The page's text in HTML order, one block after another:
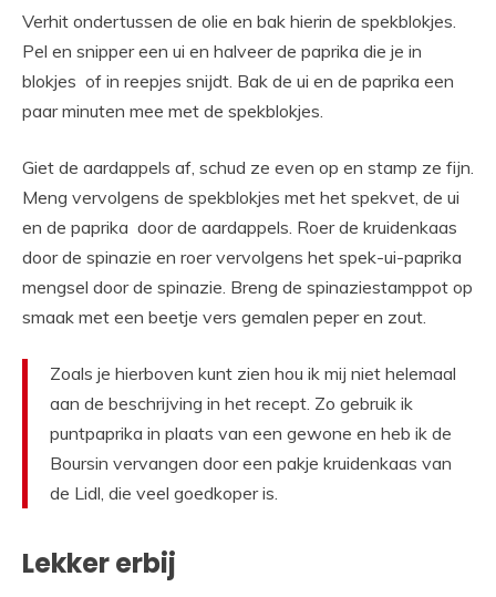
Verhit ondertussen de olie en bak hierin de spekblokjes.
Pel en snipper een ui en halveer de paprika die je in
blokjes of in reepjes snijdt. Bak de ui en de paprika een
paar minuten mee met de spekblokjes.
Giet de aardappels af, schud ze even op en stamp ze fijn.
Meng vervolgens de spekblokjes met het spekvet, de ui
en de paprika door de aardappels. Roer de kruidenkaas
door de spinazie en roer vervolgens het spek-ui-paprika
mengsel door de spinazie. Breng de spinaziestamppot op
smaak met een beetje vers gemalen peper en zout.
Zoals je hierboven kunt zien hou ik mij niet helemaal
aan de beschrijving in het recept. Zo gebruik ik
puntpaprika in plaats van een gewone en heb ik de
Boursin vervangen door een pakje kruidenkaas van
de Lidl, die veel goedkoper is.
Lekker erbij